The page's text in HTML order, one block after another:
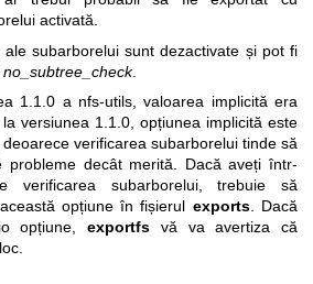
activată.
ale subarborelui sunt dezactivate și pot fi
no_subtree_check.
1.1.0 a nfs-utils, valoarea implicită era
versiunea 1.1.0, opțiunea implicită este
deoarece verificarea subarborelui tinde să
probleme decât merită. Dacă aveți într-
verificarea subarborelui, trebuie să
opțiune în fișierul exports. Dacă
opțiune, exportfs vă va avertiza că